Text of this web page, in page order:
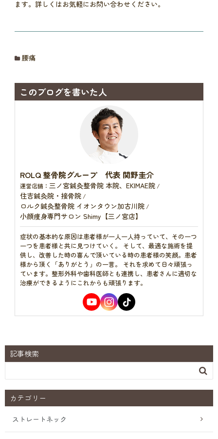
ます。詳しくはお気軽にお問い合わせください。
腰痛
このブログを書いた人
ROLQ 整骨院グループ 代表 関野圭介
運営店舗： 三ノ宮鍼灸整骨院 本院、EKIMAE院 /
住吉鍼灸院・接骨院 /
ロルク鍼灸整骨院 イオンタウン加古川院 /
小顔痩身専門サロン Shimy【三ノ宮店】
症状の基本的な原因は患者様が一人一人持っていて、その一つ
一つを患者様と共に見つけていく。 そして、最適な施術を提
供し、改善した時の喜んで頂いている時の患者様の笑顔。患者
様から頂く「ありがとう」の一言。 それを求めて日々頑張っ
ています。整形外科や歯科医師とも連携し、患者さんに適切な
治療ができるようにこれからも頑張ります。
記事検索

カテゴリー
ストレートネック